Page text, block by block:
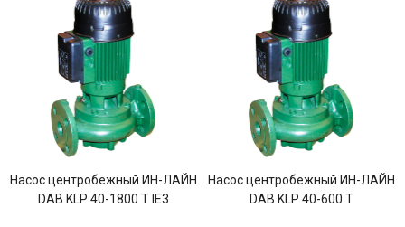
Насос центробежный ИН-ЛАЙН
DAB KLP 40-1800 T IE3
Насос центробежный ИН-ЛАЙН
DAB KLP 40-600 T